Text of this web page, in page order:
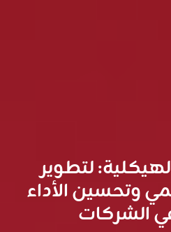
لتطوير
وتحسين الأداء
الشركات